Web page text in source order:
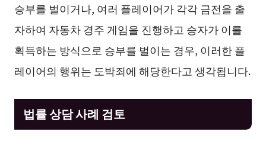
승부를 벌이거나, 여러 플레이어가 각각 금전을 출
자하여 자동차 경주 게임을 진행하고 승자가 이를
획득하는 방식으로 승부를 벌이는 경우, 이러한 플
레이어의 행위는 도박죄에 해당한다고 생각됩니다.
법률 상담 사례 검토